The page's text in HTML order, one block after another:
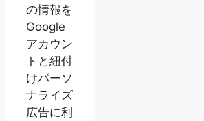
の情報を
Google
アカウン
トと紐付
けパーソ
ナライズ
広告に利